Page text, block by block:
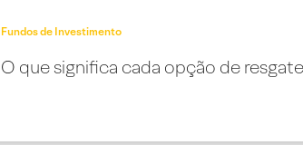
Fundos de Investimento
O que significa cada opção de